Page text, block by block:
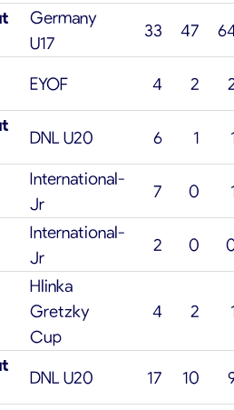
Germany
U17
33 47
EYOF 4 2
DNL U20 6 1
International-
Jr
7 0
International-
Jr
2 0
Hlinka
Gretzky
Cup
4 2
DNL U20 17 10